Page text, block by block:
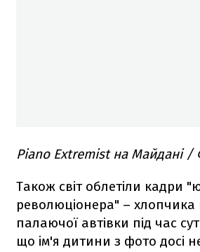
Piano Extremist на Майдані /
Також світ облетіли кадри
революціонера" – хлопчика
палаючої автівки під час
що ім'я дитини з фото досі